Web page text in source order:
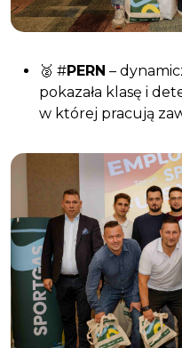
🥈 #PERN –
pokazała klasę i
w której pracują